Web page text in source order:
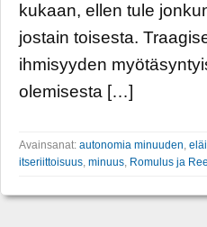
kukaan, ellen tule
jostain toisesta.
ihmisyyden
olemisesta […]
Avainsanat: autonomia minuuden
itseriittoisuus minuus Romulus ja